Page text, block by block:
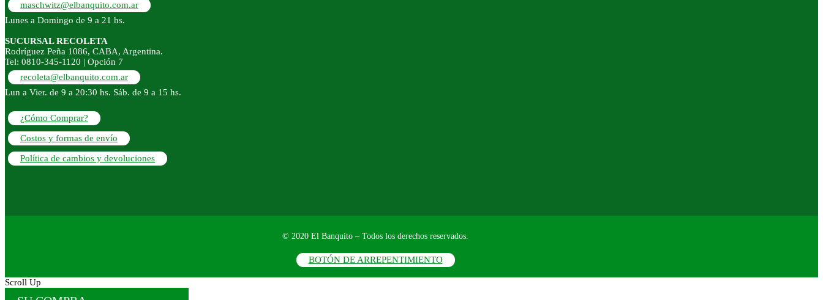
maschwitz@elbanquito.com.ar
Lunes a Domingo de 9 a 21 hs.
SUCURSAL RECOLETA
Rodríguez Peña 1086, CABA, Argentina.
Tel: 0810-345-1120 | Opción 7
recoleta@elbanquito.com.ar
Lun a Vier. de 9 a 20:30 hs. Sáb. de 9 a 15 hs.
¿Cómo Comprar?
Costos y formas de envío
Política de cambios y devoluciones
© 2020 El Banquito – Todos los derechos reservados.
BOTÓN DE ARREPENTIMIENTO
Scroll Up